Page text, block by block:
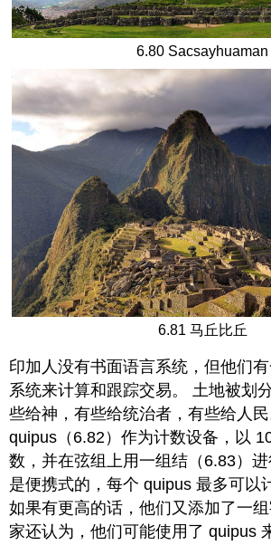
6.80 Sacsayhuaman
6.81 马丘比丘
印加人没有书面语言系统，但他们
系统来计算和跟踪交易。 土地被划
些给神，有些给统治者，有些给人
quipus（6.82）作为计数设备，以
数，并在弦组上用一组结（6.83）
是便携式的，每个 quipus 最多可以
如果有更高的话，他们又添加了一
家还认为，他们可能使用了 quipus